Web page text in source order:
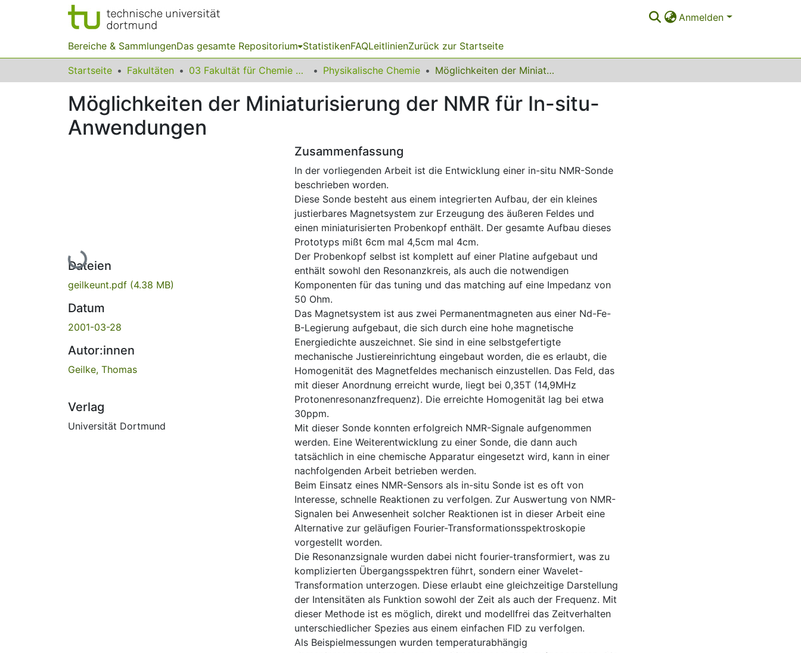
Anmelden
Bereiche & SammlungenDas gesamte Repositorium StatistikenFAQLeitlinienZurück zur Startseite
Startseite Fakultäten 03 Fakultät für Chemie und Chemische Biologie Physikalische Chemie Möglichkeiten der Miniaturisierung der NMR für In-situ-Anwendungen
Möglichkeiten der Miniaturisierung der NMR für In-situ-
Anwendungen
Lade...
Dateien
geilkeunt.pdf (4.38 MB)
Datum
2001-03-28
Autor:innen
Geilke, Thomas
Verlag
Universität Dortmund
Zusammenfassung
In der vorliegenden Arbeit ist die Entwicklung einer in-situ NMR-Sonde
beschrieben worden.
Diese Sonde besteht aus einem integrierten Aufbau, der ein kleines
justierbares Magnetsystem zur Erzeugung des äußeren Feldes und
einen miniaturisierten Probenkopf enthält. Der gesamte Aufbau dieses
Prototyps mißt 6cm mal 4,5cm mal 4cm.
Der Probenkopf selbst ist komplett auf einer Platine aufgebaut und
enthält sowohl den Resonanzkreis, als auch die notwendigen
Komponenten für das tuning und das matching auf eine Impedanz von
50 Ohm.
Das Magnetsystem ist aus zwei Permanentmagneten aus einer Nd-Fe-
B-Legierung aufgebaut, die sich durch eine hohe magnetische
Energiedichte auszeichnet. Sie sind in eine selbstgefertigte
mechanische Justiereinrichtung eingebaut worden, die es erlaubt, die
Homogenität des Magnetfeldes mechanisch einzustellen. Das Feld, das
mit dieser Anordnung erreicht wurde, liegt bei 0,35T (14,9MHz
Protonenresonanzfrequenz). Die erreichte Homogenität lag bei etwa
30ppm.
Mit dieser Sonde konnten erfolgreich NMR-Signale aufgenommen
werden. Eine Weiterentwicklung zu einer Sonde, die dann auch
tatsächlich in eine chemische Apparatur eingesetzt wird, kann in einer
nachfolgenden Arbeit betrieben werden.
Beim Einsatz eines NMR-Sensors als in-situ Sonde ist es oft von
Interesse, schnelle Reaktionen zu verfolgen. Zur Auswertung von NMR-
Signalen bei Anwesenheit solcher Reaktionen ist in dieser Arbeit eine
Alternative zur geläufigen Fourier-Transformationsspektroskopie
vorgestellt worden.
Die Resonanzsignale wurden dabei nicht fourier-transformiert, was zu
komplizierten Übergangsspektren führt, sondern einer Wavelet-
Transformation unterzogen. Diese erlaubt eine gleichzeitige Darstellung
der Intensitäten als Funktion sowohl der Zeit als auch der Frequenz. Mit
dieser Methode ist es möglich, direkt und modellfrei das Zeitverhalten
unterschiedlicher Spezies aus einem einfachen FID zu verfolgen.
Als Beispielmessungen wurden temperaturabhängig